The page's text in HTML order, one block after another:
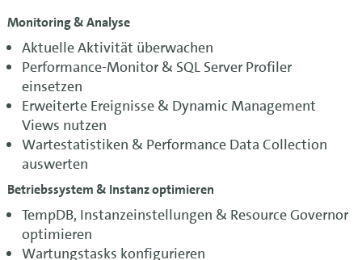
Monitoring & Analyse
Aktuelle Aktivität überwachen
Performance-Monitor & SQL Server Profiler
einsetzen
Erweiterte Ereignisse & Dynamic Management
Views nutzen
Wartestatistiken & Performance Data Collection
auswerten
Betriebssystem & Instanz optimieren
TempDB, Instanzeinstellungen & Resource Governor
optimieren
Wartungstasks konfigurieren